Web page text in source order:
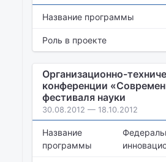
Название программы
Роль в проекте
Организационно-
конференции
фестиваля науки
30.08.2012 — 18.10.2012
Название
программы